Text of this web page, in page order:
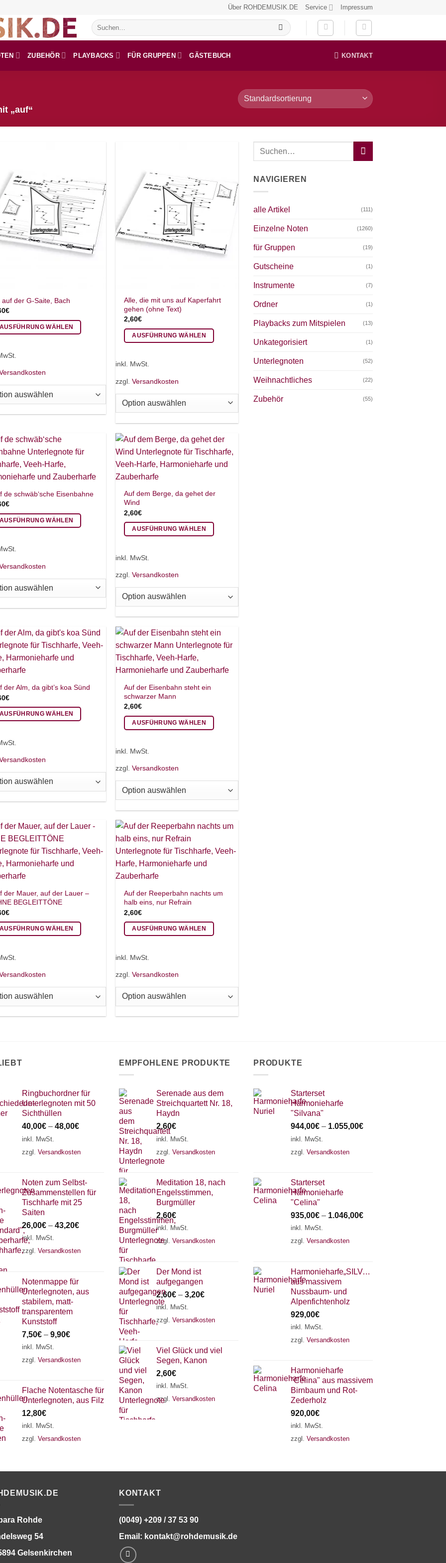
Über ROHDEMUSIK.DE Service Impressum
Suchen
nach:
ZUBEHÖR PLAYBACKS FÜR GRUPPEN GÄSTEBUCH KONTAKT
„auf“
auf der G-Saite, Bach
€
AUSFÜHRUNG WÄHLEN
Alle, die mit uns auf Kaperfahrt
gehen (ohne Text)
2,60€
AUSFÜHRUNG WÄHLEN
mehrere
Varianten
auf.
können
auf
der
Produktseite
werden
inkl. MwSt.
zzgl.Versandkosten
de schwäb‘sche Eisenbahne
€
AUSFÜHRUNG WÄHLEN
Auf dem Berge, da gehet der
Wind
2,60€
AUSFÜHRUNG WÄHLEN
mehrere
Varianten
auf.
können
auf
der
Produktseite
werden
inkl. MwSt.
zzgl.Versandkosten
der Alm, da gibt’s koa Sünd
€
AUSFÜHRUNG WÄHLEN
Auf der Eisenbahn steht ein
schwarzer Mann
2,60€
AUSFÜHRUNG WÄHLEN
mehrere
Varianten
auf.
können
auf
der
Produktseite
gewählt
inkl. MwSt.
zzgl.Versandkosten
der Mauer, auf der Lauer –
BEGLEITTÖNE
€
AUSFÜHRUNG WÄHLEN
Auf der Reeperbahn nachts um
halb eins, nur Refrain
2,60€
AUSFÜHRUNG WÄHLEN
mehrere
Varianten
auf.
Produktseite
werden
inkl. MwSt.
zzgl.Versandkosten
NAVIGIEREN
alle Artikel (111)
Einzelne Noten (1260)
für Gruppen (19)
Gutscheine (1)
Instrumente (7)
Ordner (1)
Playbacks zum Mitspielen (13)
Unkategorisiert (1)
Unterlegnoten (52)
Weihnachtliches (22)
Zubehör (55)
Ringbuchordner für
Unterlegnoten mit 50
Sichthüllen
40,00€ – 48,00€
inkl. MwSt.
zzgl. Versandkosten
Noten zum Selbst-
Zusammenstellen für
Tischharfe mit 25
Saiten
26,00€ – 43,20€
inkl. MwSt.
zzgl. Versandkosten
Notenmappe für
Unterlegnoten, aus
stabilem, matt-
transparentem
Kunststoff
7,50€ – 9,90€
inkl. MwSt.
zzgl. Versandkosten
Flache Notentasche für
Unterlegnoten, aus Filz
12,80€
inkl. MwSt.
zzgl. Versandkosten
EMPFOHLENE PRODUKTE
Serenade aus dem
Streichquartett Nr. 18,
Haydn
2,60€
inkl. MwSt.
zzgl. Versandkosten
Meditation 18, nach
Engelsstimmen,
Burgmüller
2,60€
inkl. MwSt.
zzgl. Versandkosten
Der Mond ist
aufgegangen
2,60€ – 3,20€
inkl. MwSt.
zzgl. Versandkosten
Viel Glück und viel
Segen, Kanon
2,60€
inkl. MwSt.
zzgl. Versandkosten
PRODUKTE
Starterset
Harmonieharfe
"Silvana"
944,00€ – 1.055,00€
inkl. MwSt.
zzgl. Versandkosten
Starterset
Harmonieharfe
"Celina"
935,00€ – 1.046,00€
inkl. MwSt.
zzgl. Versandkosten
Harmonieharfe„SILVANA"
aus massivem
Nussbaum- und
Alpenfichtenholz
929,00€
inkl. MwSt.
zzgl. Versandkosten
Harmonieharfe
"Celina" aus massivem
Birnbaum und Rot-
Zederholz
920,00€
inkl. MwSt.
zzgl. Versandkosten
Rohde
54
Gelsenkirchen
KONTAKT
(0049) +209 / 37 53 90
Email: kontakt@rohdemusik.de
18 SAITEN 21 SAITEN 25 SAITEN
AKKORDZITHER